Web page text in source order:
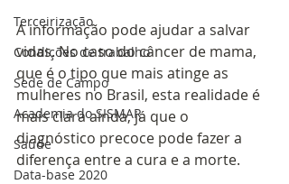
Terceirização
Condições de trabalho
Sede de Campo
Academia do SISMAR
Saúde
Data-base 2020
A informação pode ajudar a salvar
vidas. No caso do câncer de mama,
que é o tipo que mais atinge as
mulheres no Brasil, esta realidade é
mais clara ainda, já que o
diagnóstico precoce pode fazer a
diferença entre a cura e a morte.